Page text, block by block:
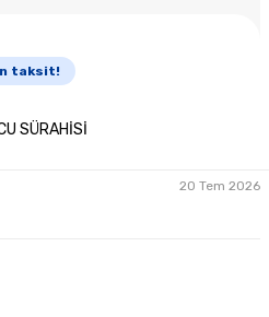
taksit!
SÜRAHİSİ
20 Tem 2026